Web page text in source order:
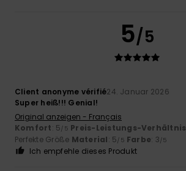
5/5
Client anonyme vérifié24. Januar 2026
Super heiß!!! Genial!
Original anzeigen - Français
Komfort: 5/5 Preis-Leistungs-Verhältnis
Perfekte Größe Material: 5/5 Farbe: 3/5
Ich empfehle dieses Produkt